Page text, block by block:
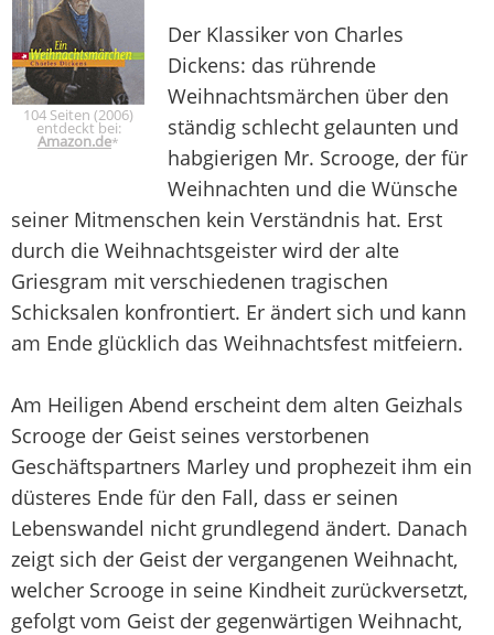
104 Seiten (2006)
entdeckt bei:
Amazon.de*
Der Klassiker von Charles
Dickens: das rührende
Weihnachtsmärchen über den
ständig schlecht gelaunten und
habgierigen Mr. Scrooge, der für
Weihnachten und die Wünsche
seiner Mitmenschen kein Verständnis hat. Erst
durch die Weihnachtsgeister wird der alte
Griesgram mit verschiedenen tragischen
Schicksalen konfrontiert. Er ändert sich und kann
am Ende glücklich das Weihnachtsfest mitfeiern.
Am Heiligen Abend erscheint dem alten Geizhals
Scrooge der Geist seines verstorbenen
Geschäftspartners Marley und prophezeit ihm ein
düsteres Ende für den Fall, dass er seinen
Lebenswandel nicht grundlegend ändert. Danach
zeigt sich der Geist der vergangenen Weihnacht,
welcher Scrooge in seine Kindheit zurückversetzt,
gefolgt vom Geist der gegenwärtigen Weihnacht,